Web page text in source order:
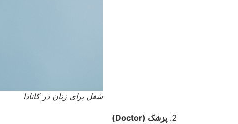
شغل برای زنان در کانادا
پزشک (Doctor
)